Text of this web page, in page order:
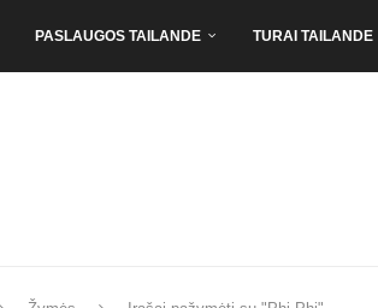
PASLAUGOS TAILANDE TURAI TAILANDE